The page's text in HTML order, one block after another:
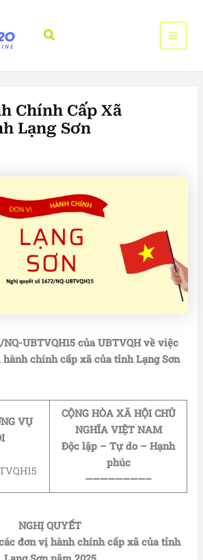
Tìm
Chính Cấp Xã
Lạng Sơn
UBTVQH15 của UBTVQH về việc
chính cấp xã của tỉnh Lạng Sơn
VỤ
CỘNG HÒA XÃ HỘI CHỦ
NGHĨA VIỆT NAM
Độc lập – Tự do – Hạnh
phúc
————————–
NGHỊ QUYẾT
đơn vị hành chính cấp xã của tỉnh